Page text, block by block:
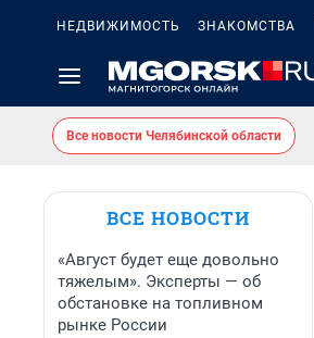
НЕДВИЖИМОСТЬ ЗНАКОМСТВА
Все новости Челябинской области
ВСЕ НОВОСТИ
«Август будет еще довольно
тяжелым». Эксперты — об
обстановке на топливном
рынке России